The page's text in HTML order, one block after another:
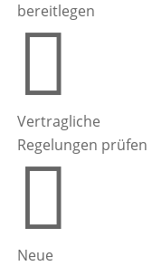
bereitlegen

Vertragliche
Regelungen prüfen

Neue